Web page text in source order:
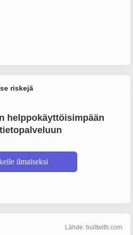
riskejä
helppokäyttöisimpään
ilmaiseksi
Lähde: builtwith.com